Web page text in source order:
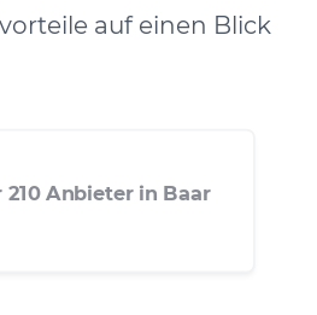
auf einen Blick
210 Anbieter in Baar